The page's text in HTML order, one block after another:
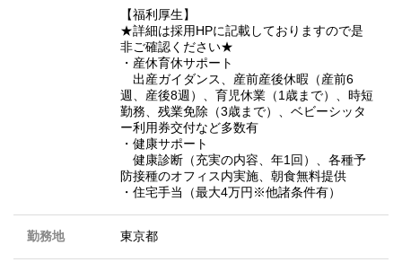
【福利厚生】
★詳細は採用HPに記載しておりますので是
非ご確認ください★
・産休育休サポート
出産ガイダンス、産前産後休暇（産前6
週、産後8週）、育児休業（1歳まで）、時短
勤務、残業免除（3歳まで）、ベビーシッタ
ー利用券交付など多数有
・健康サポート
健康診断（充実の内容、年1回）、各種予
防接種のオフィス内実施、朝食無料提供
・住宅手当（最大4万円※他諸条件有）
勤務地 東京都